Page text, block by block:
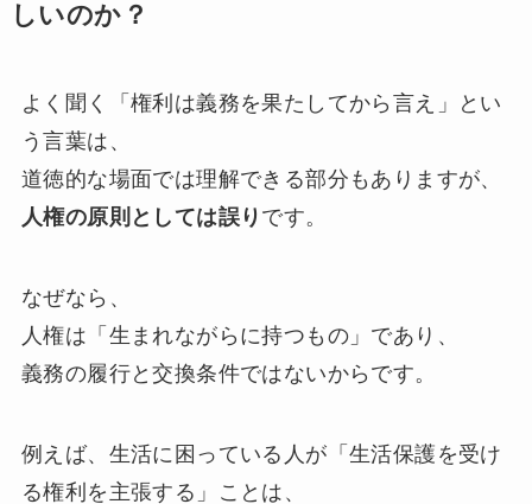
しいのか？
よく聞く「権利は義務を果たしてから言え」とい
う言葉は、
道徳的な場面では理解できる部分もありますが、
人権の原則としては誤り です。
なぜなら、
人権は「生まれながらに持つもの」であり、
義務の履行と交換条件ではないからです。
例えば、生活に困っている人が「生活保護を受け
る権利を主張する」ことは、